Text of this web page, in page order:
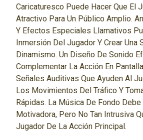
Caricaturesco Puede Hacer Que El
Atractivo Para Un Público Amplio.
Y Efectos Especiales Llamativos
Inmersión Del Jugador Y Crear Una
Dinamismo. Un Diseño De Sonido
Complementar La Acción En
Señales Auditivas Que Ayuden Al
Los Movimientos Del Tráfico Y
Rápidas. La Música De Fondo
Motivadora, Pero No Tan Intrusiva
Jugador De La Acción Principal.